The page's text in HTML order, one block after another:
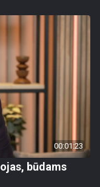
00:01:23
būdams